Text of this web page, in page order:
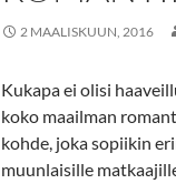
2 MAALISKUUN, 2016
Kukapa ei olisi
koko maailman
kohde, joka sopiikin
muunlaisille